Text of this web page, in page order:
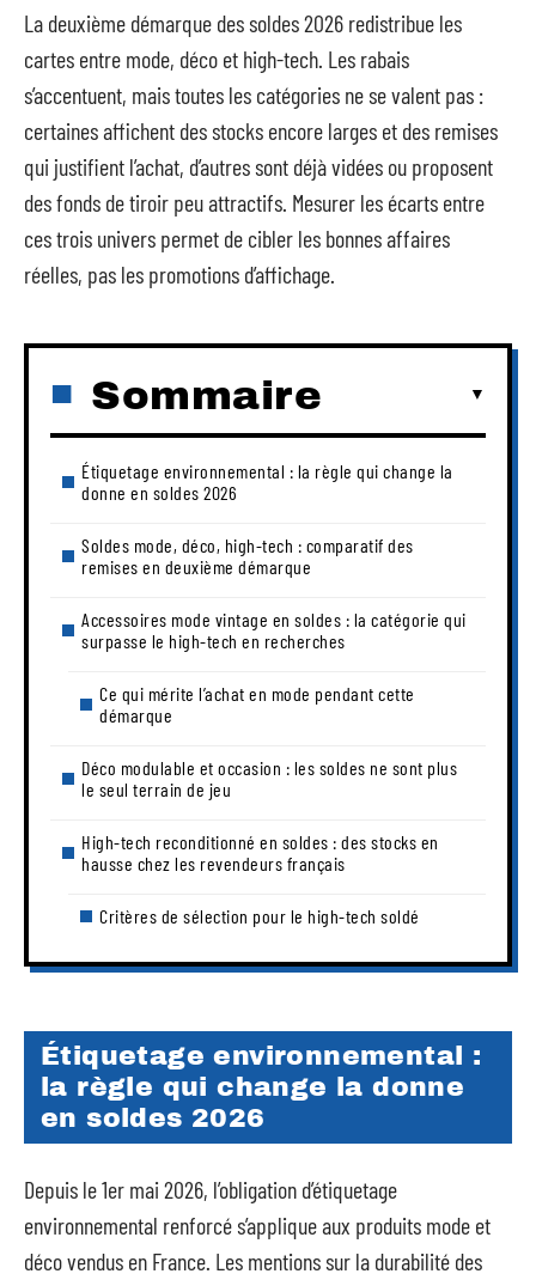
La deuxième démarque des soldes 2026 redistribue les
cartes entre mode, déco et high-tech. Les rabais
s’accentuent, mais toutes les catégories ne se valent pas :
certaines affichent des stocks encore larges et des remises
qui justifient l’achat, d’autres sont déjà vidées ou proposent
des fonds de tiroir peu attractifs. Mesurer les écarts entre
ces trois univers permet de cibler les bonnes affaires
réelles, pas les promotions d’affichage.
Sommaire
Étiquetage environnemental : la règle qui change la
donne en soldes 2026
Soldes mode, déco, high-tech : comparatif des
remises en deuxième démarque
Accessoires mode vintage en soldes : la catégorie qui
surpasse le high-tech en recherches
Ce qui mérite l’achat en mode pendant cette
démarque
Déco modulable et occasion : les soldes ne sont plus
le seul terrain de jeu
High-tech reconditionné en soldes : des stocks en
hausse chez les revendeurs français
Critères de sélection pour le high-tech soldé
Étiquetage environnemental :
la règle qui change la donne
en soldes 2026
Depuis le 1er mai 2026, l’obligation d’étiquetage
environnemental renforcé s’applique aux produits mode et
déco vendus en France. Les mentions sur la durabilité des